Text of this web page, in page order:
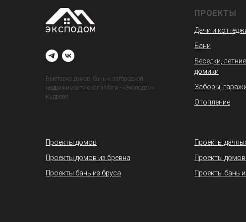
Выставка домов, бань и загородной
недвижимости около Меги - «Эксподом»
Кудрово
ПРОЕКТЫ
Дачи и
Бани
Беседки,
домики
Заборы,
Отопление
Проекты домов
Проекты домов из бревна
Проекты бань из бруса
Проекты
Проекты
Проекты бань